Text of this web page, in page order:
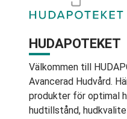
HUDAPOTEKET
Välkommen till
Avancerad Hudvård.
produkter för optimal
hudtillstånd,